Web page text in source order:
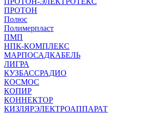
ПРОТОН
Полюс
Полимерпласт
ПМП
НПК-КОМПЛЕКС
МАРПОСАДКАБЕЛЬ
ЛИГРА
КУЗБАССРАДИО
КОСМОС
КОПИР
КОННЕКТОР
КИЗЛЯРЭЛЕКТРОАППАРАТ